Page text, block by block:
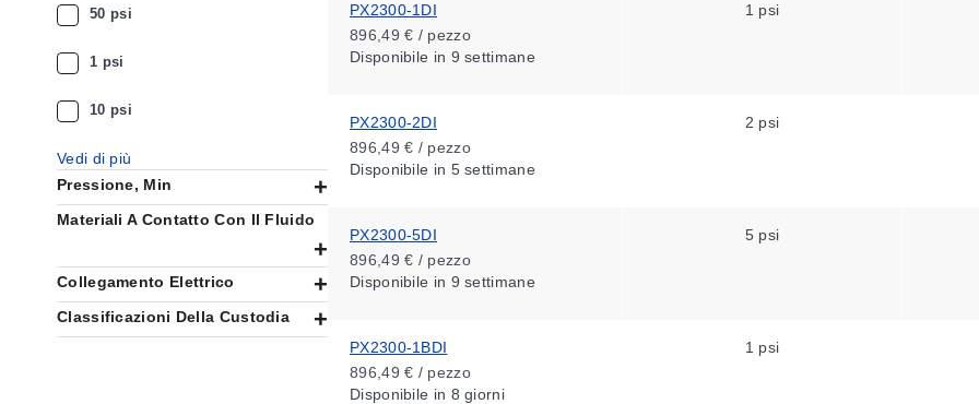
50 psi
1 psi
10 psi
Vedi di più
Pressione, Min
Materiali A Contatto Con Il Fluido
Collegamento Elettrico
Classificazioni Della Custodia
PX2300-1DI
896,49 € / pezzo
Disponibile in 9 settimane
1 psi
PX2300-2DI
896,49 € / pezzo
Disponibile in 5 settimane
2 psi
PX2300-5DI
896,49 € / pezzo
Disponibile in 9 settimane
5 psi
PX2300-1BDI
896,49 € / pezzo
Disponibile in 8 giorni
1 psi